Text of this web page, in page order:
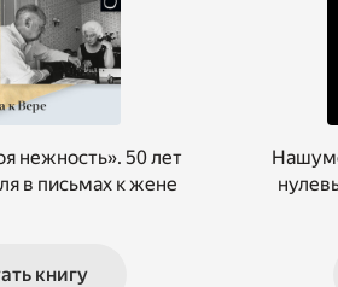
нежность». 50 лет
в письмах к жене
книгу